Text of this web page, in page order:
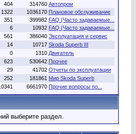
404 314760 Автопром
1322 1036170 Плановое обслуживание
351 399982 FAQ (Часто задаваемые...
6 10932 FAQ (Часто задаваемые...
561 386040 Эксплуатация и сервис
14 10717 Skoda Superb III
0 1310 Двигатель
623 530642 Прочее
29 41702 Отчеты по эксплуатации
252 181861 Мир Skoda Superb
6661970 Прочие вопросы по...
выберите раздел.